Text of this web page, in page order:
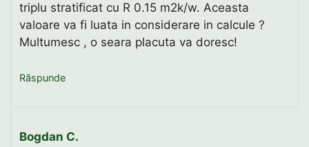
triplu stratificat cu R 0.15 m2k/w. Aceasta
valoare va fi luata in considerare in calcule ?
Multumesc , o seara placuta va doresc!
Răspunde
Bogdan C.